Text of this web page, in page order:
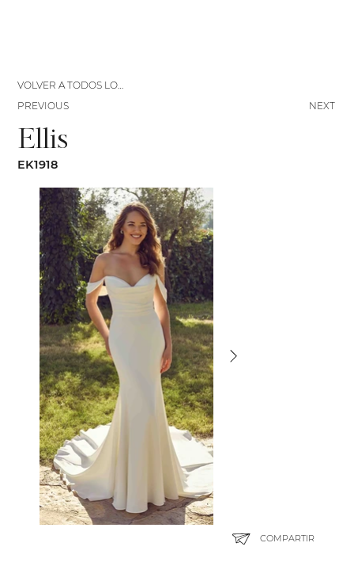
Ellis
EK1918
COMPARTIR
NEXT
VOLVER A TODOS LOS VESTIDOS
PREVIOUS